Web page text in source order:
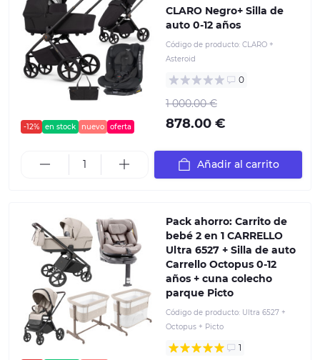
-12% en stock nuevo oferta
CLARO Negro+ Silla de
auto 0-12 años
Código de producto: CLARO +
Asteroid
0
1 000.00 €
878.00 €
Añadir al carrito
Pack ahorro: Carrito de
bebé 2 en 1 CARRELLO
Ultra 6527 + Silla de auto
Carrello Octopus 0-12
años + сuna colecho
parque Picto
Código de producto: Ultra 6527 +
Octopus + Picto
1